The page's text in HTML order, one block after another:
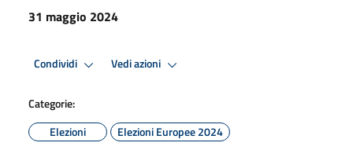
31 maggio 2024
Condividi Vedi azioni
Categorie:
Elezioni
Elezioni Europee 2024